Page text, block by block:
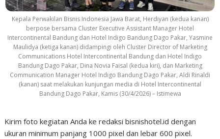
Kepala Perwakilan Bisnis Indonesia Jawa Barat, Herdiyan (kedua kanan)
berpose bersama Cluster Executive Assistant Manager Hotel
Intercontinental Bandung dan Hotel Indigo Bandung Dago Pakar, Yasmine
Maulidya (ketiga kanan) didampingi oleh Cluster Director of Marketing
Communications Hotel Intercontinental Bandung dan Hotel Indigo
Bandung Dago Pakar, Dina Novia Faisal (kedua kiri), dan Marketing
Communication Manager Hotel Indigo Bandung Dago Pakar, Aldi Rinaldi
(kanan) saat melakukan kunjungan media di Hotel Intercontinental
Bandung Dago Pakar, Kamis (30/4/2026) – Istimewa
Kirim foto kegiatan Anda ke redaksi bisnishotel.id dengan
ukuran minimum panjang 1000 pixel dan lebar 600 pixel.